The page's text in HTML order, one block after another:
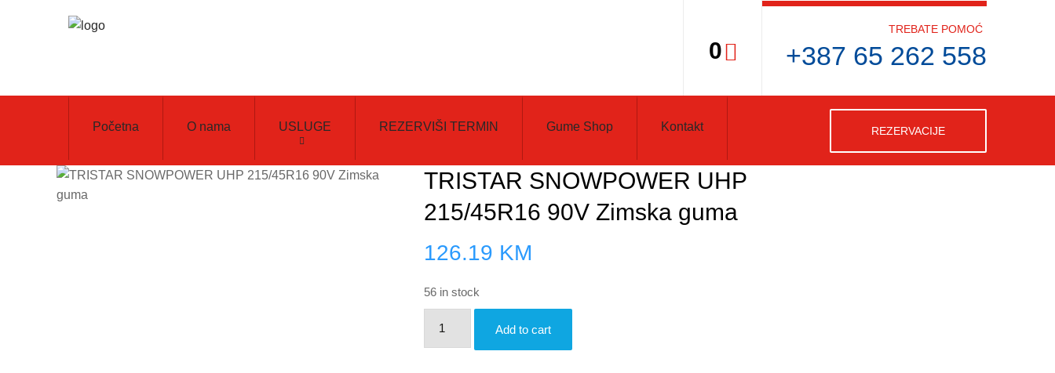
0
TREBATE POMOĆ
+387 65 262 558
REZERVACIJE
Početna O nama USLUGE REZERVIŠI TERMIN Gume Shop Kontakt
TRISTAR SNOWPOWER UHP
215/45R16 90V Zimska guma
126.19 KM
56 in stock
SNOWPOWER
Add to cart